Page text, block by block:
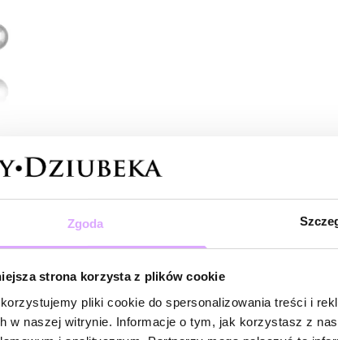
Zgoda
strona korzysta z plików cookie
pliki cookie do spersonalizowania treści i
w naszej witrynie. Informacje o tym, jak korzystasz z